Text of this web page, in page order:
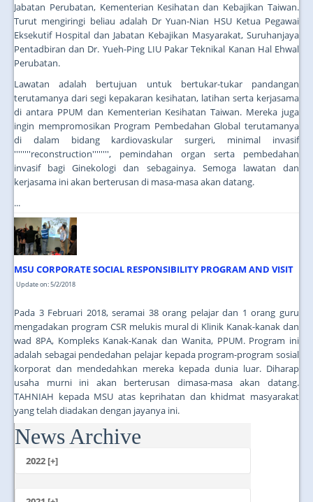
Jabatan Perubatan, Kementerian Kesihatan dan Kebajikan Taiwan.
Turut mengiringi beliau adalah Dr Yuan-Nian HSU Ketua Pegawai
Eksekutif Hospital dan Jabatan Kebajikan Masyarakat, Suruhanjaya
Pentadbiran dan Dr. Yueh-Ping LIU Pakar Teknikal Kanan Hal Ehwal
Perubatan.
Lawatan adalah bertujuan untuk bertukar-tukar pandangan
terutamanya dari segi kepakaran kesihatan, latihan serta kerjasama
di antara PPUM dan Kementerian Kesihatan Taiwan. Mereka juga
ingin mempromosikan Program Pembedahan Global terutamanya
di dalam bidang kardiovaskular surgeri, minimal invasif
''''''''reconstruction'''''''', pemindahan organ serta pembedahan
invasif bagi Ginekologi dan sebagainya. Semoga lawatan dan
kerjasama ini akan berterusan di masa-masa akan datang.
...
MSU CORPORATE SOCIAL RESPONSIBILITY PROGRAM AND VISIT
Update on: 5/2/2018
Pada 3 Februari 2018, seramai 38 orang pelajar dan 1 orang guru
mengadakan program CSR melukis mural di Klinik Kanak-kanak dan
wad 8PA, Kompleks Kanak-Kanak dan Wanita, PPUM. Program ini
adalah sebagai pendedahan pelajar kepada program-program sosial
korporat dan mendedahkan mereka kepada dunia luar. Diharap
usaha murni ini akan berterusan dimasa-masa akan datang.
TAHNIAH kepada MSU atas keprihatan dan khidmat masyarakat
yang telah diadakan dengan jayanya ini.
...
News Archive
2022 [+]